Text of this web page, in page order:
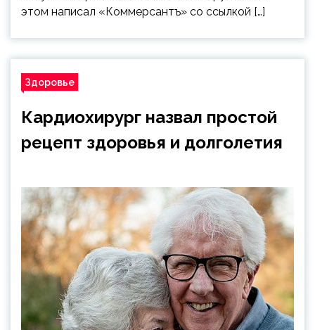
этом написал «Коммерсантъ» со ссылкой […]
Здоровье
Кардиохирург назвал простой
рецепт здоровья и долголетия